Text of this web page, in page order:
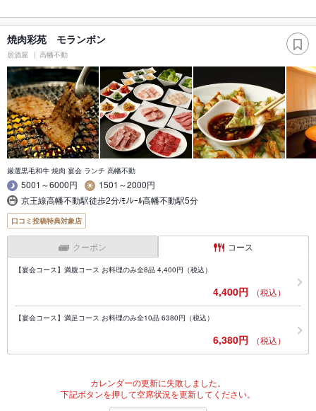
焼肉彩苑 モランボン
居酒屋 高幡不動
厳選黒毛和牛 焼肉 宴会 ランチ 高幡不動
5001～6000円
1501～2000円
京王線高幡不動駅徒歩2分/ﾓﾉﾚｰﾙ高幡不動駅5分
口コミ投稿特典対象店
クーポン コース
【宴会コース】満腹コース お料理のみ全8品 4,400円（税込）
4,400円 （税込）
【宴会コース】満足コース お料理のみ全10品 6380円（税込）
6,380円 （税込）
カレンダーの更新に失敗しました。
下記ボタンを押して空席状況を更新してください。